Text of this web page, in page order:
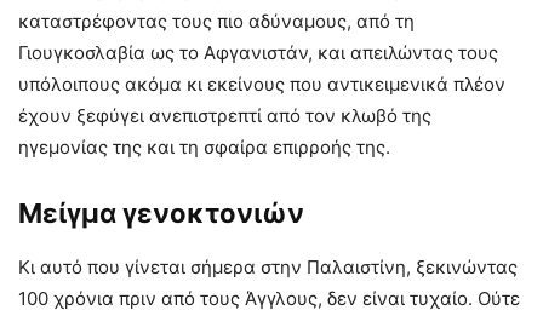
καταστρέφοντας τους πιο αδύναμους, από τη
Γιουγκοσλαβία ως το Αφγανιστάν, και απειλώντας τους
υπόλοιπους ακόμα κι εκείνους που αντικειμενικά πλέον
έχουν ξεφύγει ανεπιστρεπτί από τον κλωβό της
ηγεμονίας της και τη σφαίρα επιρροής της.
Μείγμα γενοκτονιών
Κι αυτό που γίνεται σήμερα στην Παλαιστίνη, ξεκινώντας
100 χρόνια πριν από τους Άγγλους, δεν είναι τυχαίο. Ούτε